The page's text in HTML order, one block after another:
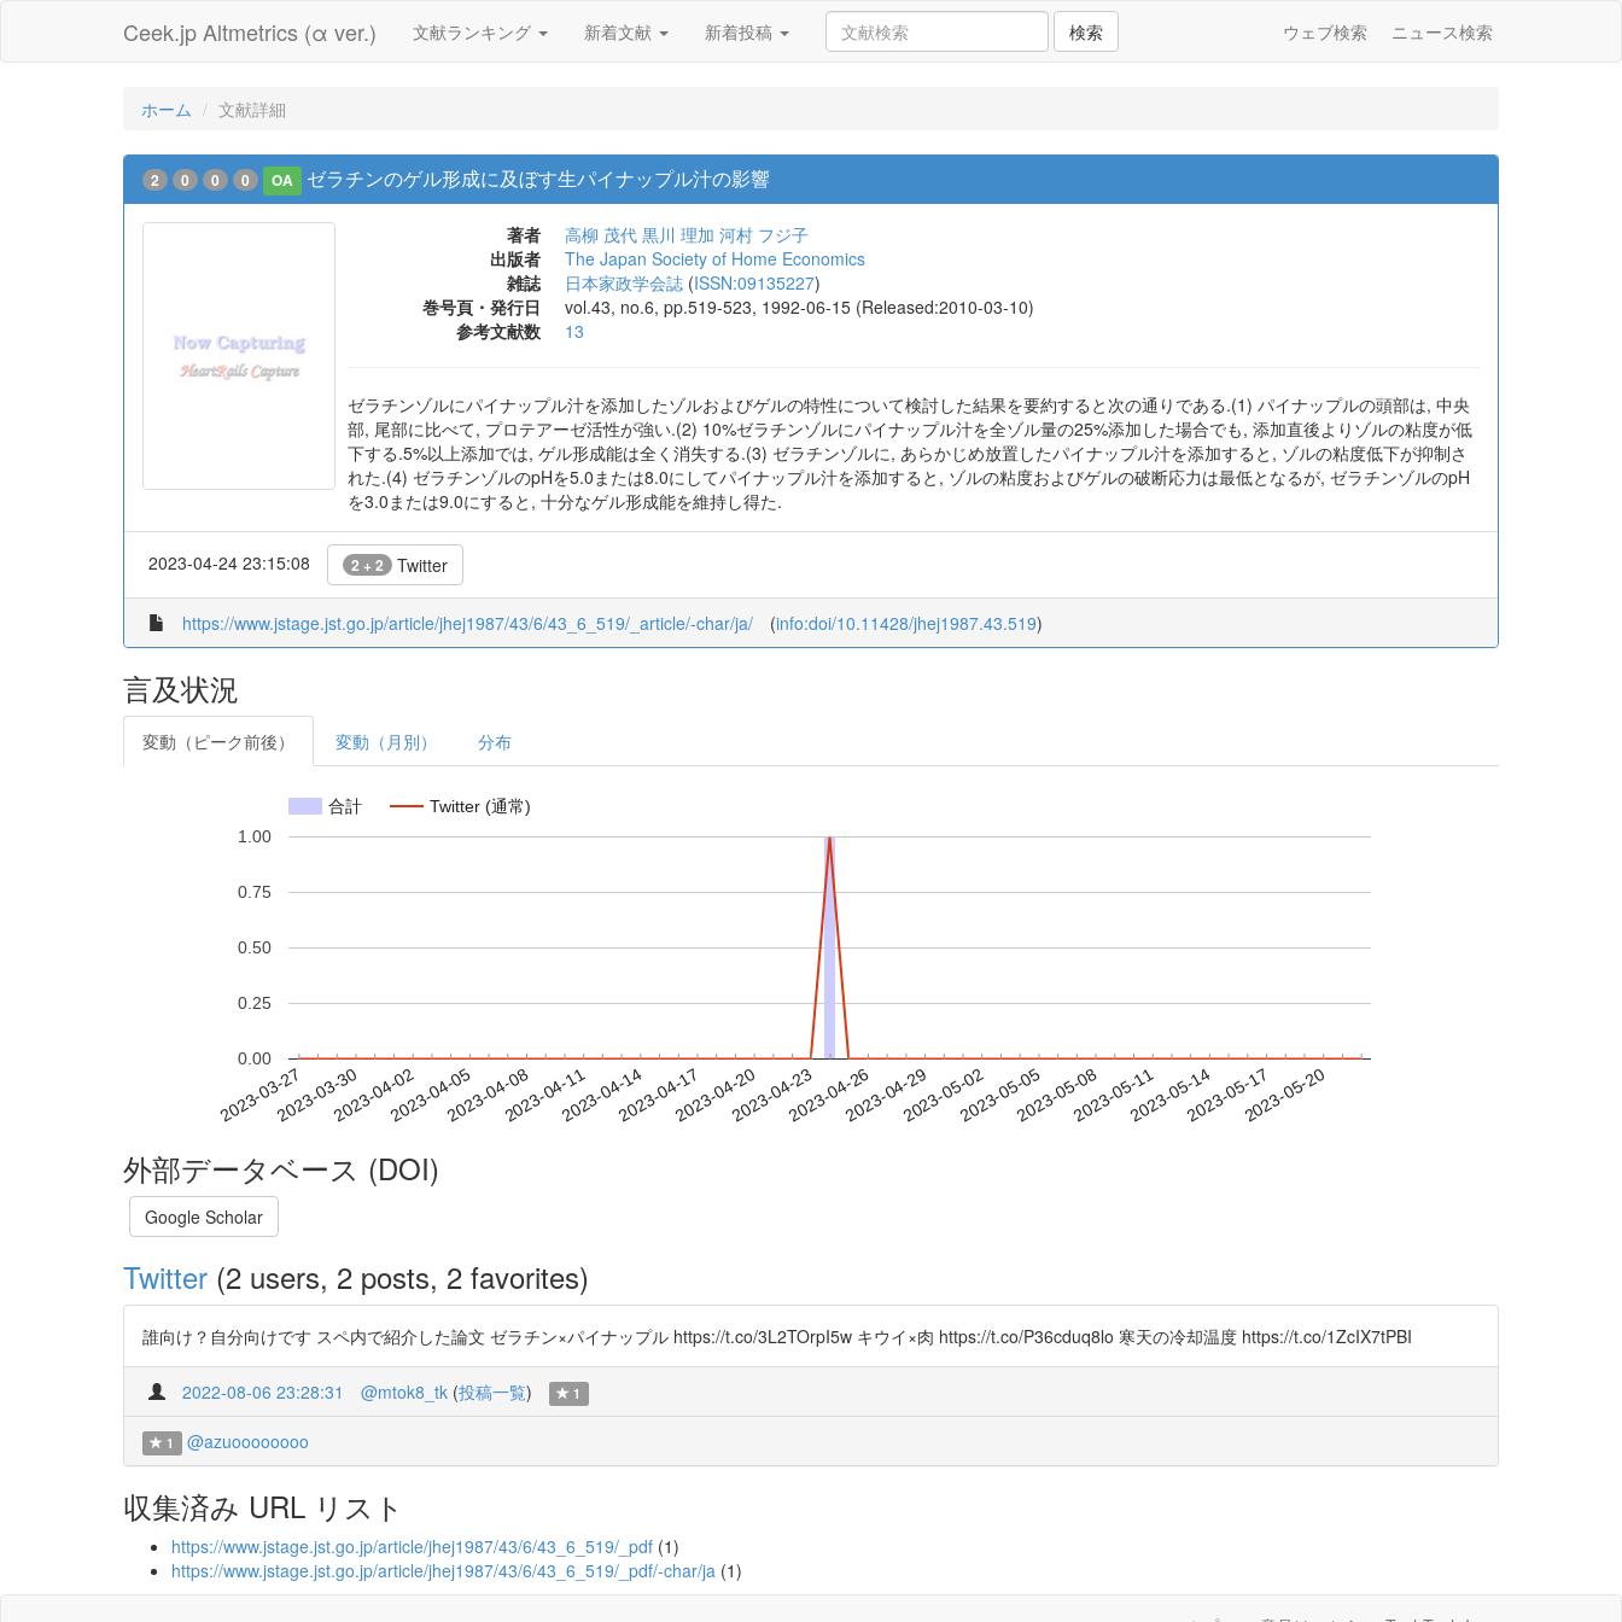
Ceek.jp Altmetrics (α ver.) 文献ランキング 新着文献 新着投稿 検索 ウェブ検索 ニュース検索
ホーム 文献詳細
2 0 0 0 OA ゼラチンのゲル形成に及ぼす生パイナップル汁の影響
著者 高柳 茂代 黒川 理加 河村 フジ子
出版者
The Japan Society of Home Economics
雑誌
日本家政学会誌 (ISSN:09135227)
巻号頁・発行日
vol.43, no.6, pp.519-523, 1992-06-15 (Released:2010-03-10)
参考文献数
13
ゼラチンゾルにパイナップル汁を添加したゾルおよびゲルの特性について検討した結果を要約すると次の通りである.(1) パイナップルの頭部は, 中央
部, 尾部に比べて, プロテアーゼ活性が強い.(2) 10%ゼラチンゾルにパイナップル汁を全ゾル量の25%添加した場合でも, 添加直後よりゾルの粘度が低
下する.5%以上添加では, ゲル形成能は全く消失する.(3) ゼラチンゾルに, あらかじめ放置したパイナップル汁を添加すると, ゾルの粘度低下が抑制さ
れた.(4) ゼラチンゾルのpHを5.0または8.0にしてパイナップル汁を添加すると, ゾルの粘度およびゲルの破断応力は最低となるが, ゼラチンゾルのpH
を3.0または9.0にすると, 十分なゲル形成能を維持し得た.
2023-04-24 23:15:08 2 + 2 Twitter
https://www.jstage.jst.go.jp/article/jhej1987/43/6/43_6_519/_article/-char/ja/ (info:doi/10.11428/jhej1987.43.519)
言及状況
変動（ピーク前後） 変動（月別） 分布
合計 Twitter (通常)
2023-03-272023-03-302023-04-022023-04-052023-04-082023-04-112023-04-142023-04-172023-04-202023-04-232023-04-262023-04-292023-05-022023-05-052023-05-082023-05-112023-05-142023-05-172023-05-20
0.00
0.25
0.50
0.75
1.00
外部データベース (DOI)
Google Scholar
Twitter (2 users, 2 posts, 2 favorites)
誰向け？自分向けです スペ内で紹介した論文 ゼラチン×パイナップル https://t.co/3L2TOrpI5w キウイ×肉 https://t.co/P36cduq8lo 寒天の冷却温度 https://t.co/1ZcIX7tPBI
2022-08-06 23:28:31 @mtok8_tk (投稿一覧) 1
1 @azuoooooooo
収集済み URL リスト
https://www.jstage.jst.go.jp/article/jhej1987/43/6/43_6_519/_pdf (1)
https://www.jstage.jst.go.jp/article/jhej1987/43/6/43_6_519/_pdf/-char/ja (1)